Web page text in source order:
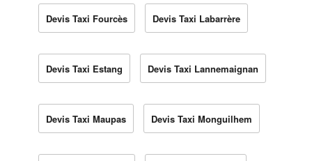
Devis Taxi Fourcès Devis Taxi Labarrère
Devis Taxi Estang Devis Taxi Lannemaignan
Devis Taxi Maupas Devis Taxi Monguilhem